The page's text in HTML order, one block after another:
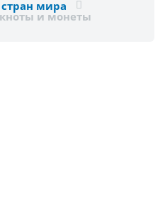
мира
и монеты